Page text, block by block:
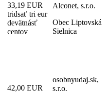
33,19 EUR
tridsať tri eur
devätnásť
centov
Alconet, s.r.o.
Obec Liptovská
Sielnica
42,00 EUR
osobnyudaj.sk,
s.r.o.